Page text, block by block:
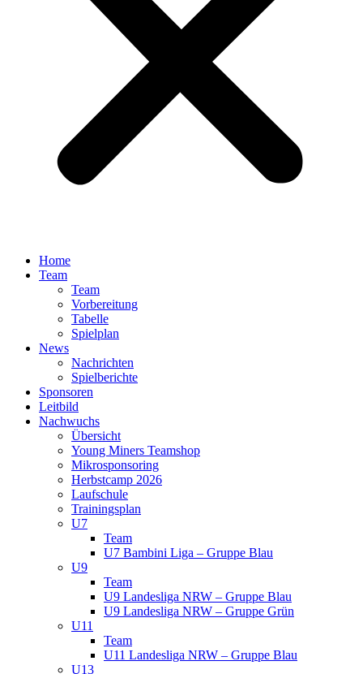
Home
Team
Team
Vorbereitung
Tabelle
Spielplan
News
Nachrichten
Spielberichte
Sponsoren
Leitbild
Nachwuchs
Übersicht
Young Miners Teamshop
Mikrosponsoring
Herbstcamp 2026
Laufschule
Trainingsplan
U7
Team
U7 Bambini Liga – Gruppe Blau
U9
Team
U9 Landesliga NRW – Gruppe Blau
U9 Landesliga NRW – Gruppe Grün
U11
Team
U11 Landesliga NRW – Gruppe Blau
U13